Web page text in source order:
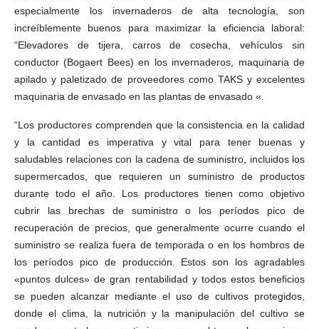
especialmente los invernaderos de alta tecnología, son
increíblemente buenos para maximizar la eficiencia laboral:
“Elevadores de tijera, carros de cosecha, vehículos sin
conductor (Bogaert Bees) en los invernaderos, maquinaria de
apilado y paletizado de proveedores como TAKS y excelentes
maquinaria de envasado en las plantas de envasado «.
“Los productores comprenden que la consistencia en la calidad
y la cantidad es imperativa y vital para tener buenas y
saludables relaciones con la cadena de suministro, incluidos los
supermercados, que requieren un suministro de productos
durante todo el año. Los productores tienen como objetivo
cubrir las brechas de suministro o los períodos pico de
recuperación de precios, que generalmente ocurre cuando el
suministro se realiza fuera de temporada o en los hombros de
los períodos pico de producción. Estos son los agradables
«puntos dulces» de gran rentabilidad y todos estos beneficios
se pueden alcanzar mediante el uso de cultivos protegidos,
donde el clima, la nutrición y la manipulación del cultivo se